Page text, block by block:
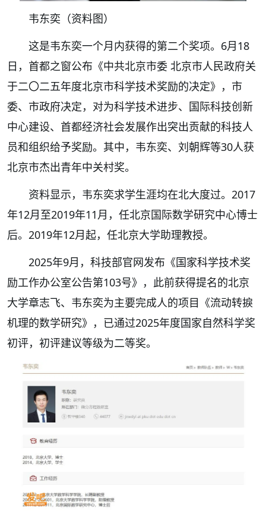
韦东奕（资料图）
这是韦东奕一个月内获得的第二个奖项。6月18
日，首都之窗公布《中共北京市委 北京市人民政府关
于二〇二五年度北京市科学技术奖励的决定》，市
委、市政府决定，对为科学技术进步、国际科技创新
中心建设、首都经济社会发展作出突出贡献的科技人
员和组织给予奖励。其中，韦东奕、刘朝辉等30人获
北京市杰出青年中关村奖。
资料显示，韦东奕求学生涯均在北大度过。2017
年12月至2019年11月，任北京国际数学研究中心博士
后。2019年12月起，任北京大学助理教授。
2025年9月，科技部官网发布《国家科学技术奖
励工作办公室公告第103号》，此前获得提名的北京
大学章志飞、韦东奕为主要完成人的项目《流动转捩
机理的数学研究》，已通过2025年度国家自然科学奖
初评，初评建议等级为二等奖。